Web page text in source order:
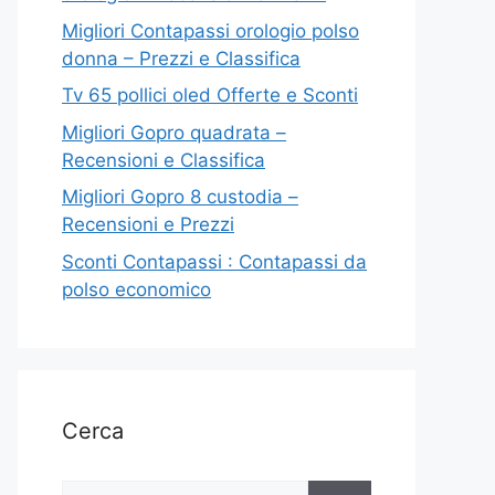
Migliori Contapassi orologio polso
donna – Prezzi e Classifica
Tv 65 pollici oled Offerte e Sconti
Migliori Gopro quadrata –
Recensioni e Classifica
Migliori Gopro 8 custodia –
Recensioni e Prezzi
Sconti Contapassi : Contapassi da
polso economico
Cerca